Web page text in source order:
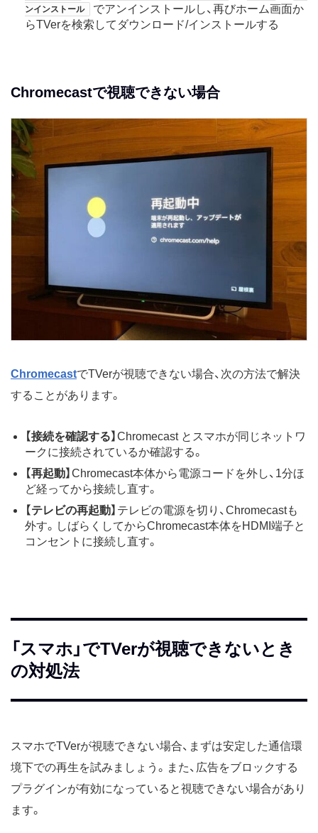
ンインストール
でアンインストールし、再びホーム画面か
らTVerを検索してダウンロード/インストールする
Chromecastで視聴できない場合
ChromecastでTVerが視聴できない場合、次の方法で解決
することがあります。
【接続を確認する】 Chromecast とスマホが同じネットワ
ークに接続されているか確認する。
【再起動】 Chromecast本体から電源コードを外し、1分ほ
ど経ってから接続し直す。
【テレビの再起動】 テレビの電源を切り、Chromecastも
外す。しばらくしてからChromecast本体をHDMI端子と
コンセントに接続し直す。
「スマホ」でTVerが視聴できないとき
の対処法
スマホでTVerが視聴できない場合、まずは安定した通信環
境下での再生を試みましょう。また、広告をブロックする
プラグインが有効になっていると視聴できない場合があり
ます。